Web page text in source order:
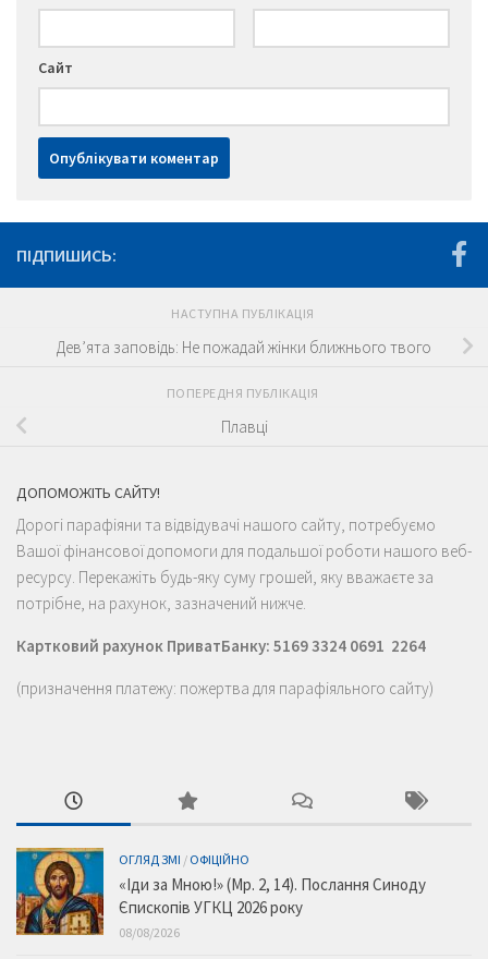
Сайт
ПІДПИШИСЬ:
НАСТУПНА ПУБЛІКАЦІЯ
Дев’ята заповідь: Не пожадай жінки ближнього твого
ПОПЕРЕДНЯ ПУБЛІКАЦІЯ
Плавці
ДОПОМОЖІТЬ САЙТУ!
Дорогі парафіяни та відвідувачі нашого сайту, потребуємо
Вашої фінансової допомоги для подальшої роботи нашого веб-
ресурсу. Перекажіть будь-яку суму грошей, яку вважаєте за
потрібне, на рахунок, зазначений нижче.
Картковий рахунок ПриватБанку: 5169 3324 0691 2264
(призначення платежу: пожертва для парафіяльного сайту)
ОГЛЯД ЗМІ / ОФІЦІЙНО
«Іди за Мною!» (Мр. 2, 14). Послання Синоду
Єпископів УГКЦ 2026 року
08/08/2026